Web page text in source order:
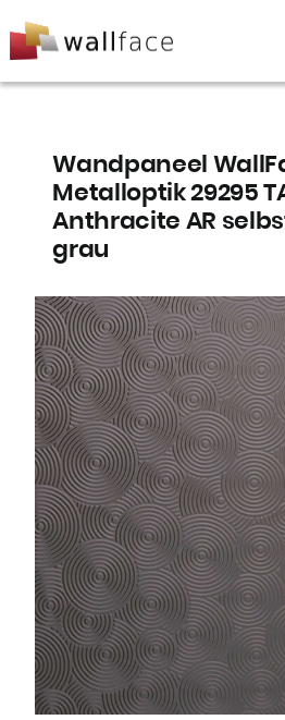
to
Wandpaneel
Metalloptik 29295
Anthracite AR
grau